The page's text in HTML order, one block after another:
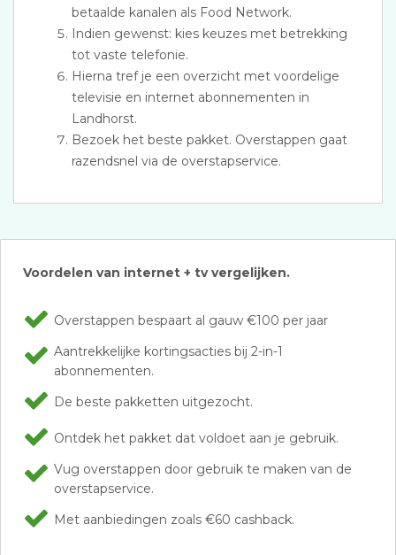
betaalde kanalen als Food Network.
Indien gewenst: kies keuzes met betrekking
tot vaste telefonie.
Hierna tref je een overzicht met voordelige
televisie en internet abonnementen in
Landhorst.
Bezoek het beste pakket. Overstappen gaat
razendsnel via de overstapservice.
Voordelen van internet + tv vergelijken.
Overstappen bespaart al gauw €100 per jaar
Aantrekkelijke kortingsacties bij 2-in-1
abonnementen.
De beste pakketten uitgezocht.
Ontdek het pakket dat voldoet aan je gebruik.
Vug overstappen door gebruik te maken van de
overstapservice.
Met aanbiedingen zoals €60 cashback.